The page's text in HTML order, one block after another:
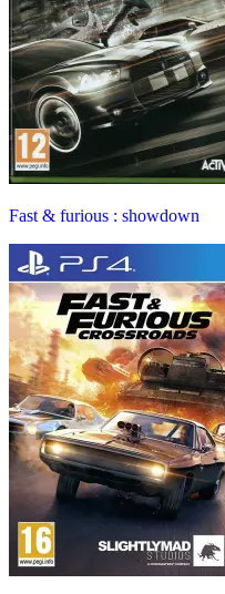
Fast & furious : showdown